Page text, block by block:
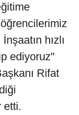
hızlı
ediyoruz"
Rifat
etti.